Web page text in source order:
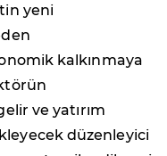
yeni
kalkınmaya
ve yatırım
düzenleyici